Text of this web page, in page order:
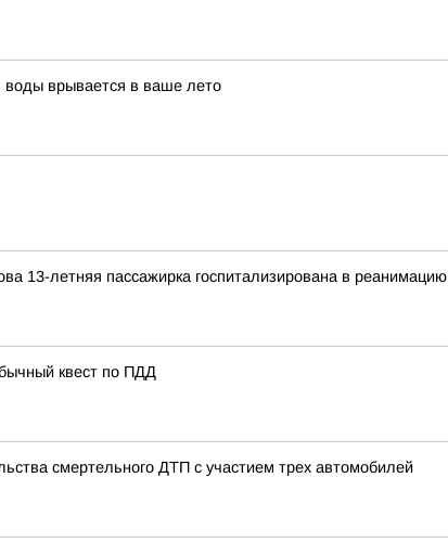
воды врывается в ваше лето
13-летняя пассажирка госпитализирована в реанимацию
квест по ПДД
смертельного ДТП с участием трех автомобилей